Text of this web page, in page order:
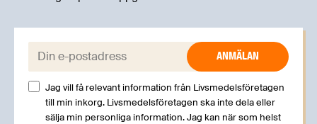
E-post:
Jag vill få relevant information från Livsmedelsföretagen
till min inkorg. Livsmedelsföretagen ska inte dela eller
sälja min personliga information. Jag kan när som helst